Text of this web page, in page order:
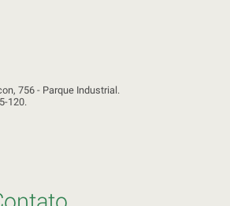
756 - Parque Industrial.
120.